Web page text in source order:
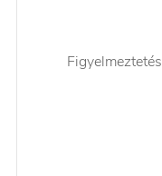
Figyelmeztetés